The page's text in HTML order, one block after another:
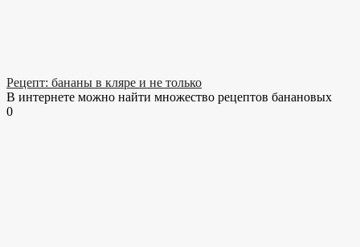
Рецепт: бананы в кляре и не только
В интернете можно найти множество рецептов банановых
0